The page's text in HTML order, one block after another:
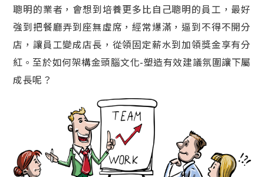
聰明的業者，會想到培養更多比自己聰明的員工，最好
強到把餐廳弄到座無虛席，經常爆滿，逼到不得不開分
店，讓員工變成店長，從領固定薪水到加領獎金享有分
紅。至於如何架構金頭腦文化-塑造有效建議氛圍讓下屬
成長呢？